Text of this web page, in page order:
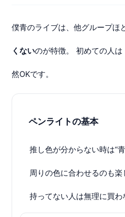
僕青のライブは、他グループほ
くないのが特徴。 初めての人は
然OKです。
ペンライトの基本
推し色が分からない時は“
周りの色に合わせるのも楽
持ってない人は無理に買わ